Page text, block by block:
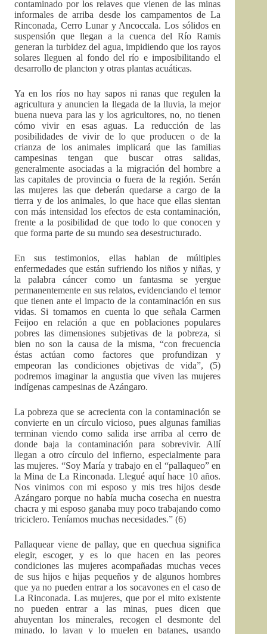
contaminado por los relaves que vienen de las minas
informales de arriba desde los campamentos de La
Rinconada, Cerro Lunar y Ancoccala. Los sólidos en
suspensión que llegan a la cuenca del Río Ramis
generan la turbidez del agua, impidiendo que los rayos
solares lleguen al fondo del río e imposibilitando el
desarrollo de plancton y otras plantas acuáticas.
Ya en los ríos no hay sapos ni ranas que regulen la
agricultura y anuncien la llegada de la lluvia, la mejor
buena nueva para las y los agricultores, no, no tienen
cómo vivir en esas aguas. La reducción de las
posibilidades de vivir de lo que producen o de la
crianza de los animales implicará que las familias
campesinas tengan que buscar otras salidas,
generalmente asociadas a la migración del hombre a
las capitales de provincia o fuera de la región. Serán
las mujeres las que deberán quedarse a cargo de la
tierra y de los animales, lo que hace que ellas sientan
con más intensidad los efectos de esta contaminación,
frente a la posibilidad de que todo lo que conocen y
que forma parte de su mundo sea desestructurado.
En sus testimonios, ellas hablan de múltiples
enfermedades que están sufriendo los niños y niñas, y
la palabra cáncer como un fantasma se yergue
permanentemente en sus relatos, evidenciando el temor
que tienen ante el impacto de la contaminación en sus
vidas. Si tomamos en cuenta lo que señala Carmen
Feijoo en relación a que en poblaciones populares
pobres las dimensiones subjetivas de la pobreza, si
bien no son la causa de la misma, “con frecuencia
éstas actúan como factores que profundizan y
empeoran las condiciones objetivas de vida”, (5)
podremos imaginar la angustia que viven las mujeres
indígenas campesinas de Azángaro.
La pobreza que se acrecienta con la contaminación se
convierte en un círculo vicioso, pues algunas familias
terminan viendo como salida irse arriba al cerro de
donde baja la contaminación para sobrevivir. Allí
llegan a otro círculo del infierno, especialmente para
las mujeres. “Soy María y trabajo en el “pallaqueo” en
la Mina de La Rinconada. Llegué aquí hace 10 años.
Nos vinimos con mi esposo y mis tres hijos desde
Azángaro porque no había mucha cosecha en nuestra
chacra y mi esposo ganaba muy poco trabajando como
triciclero. Teníamos muchas necesidades.” (6)
Pallaquear viene de pallay, que en quechua significa
elegir, escoger, y es lo que hacen en las peores
condiciones las mujeres acompañadas muchas veces
de sus hijos e hijas pequeños y de algunos hombres
que ya no pueden entrar a los socavones en el caso de
La Rinconada. Las mujeres, que por el mito existente
no pueden entrar a las minas, pues dicen que
ahuyentan los minerales, recogen el desmonte del
minado, lo lavan y lo muelen en batanes, usando